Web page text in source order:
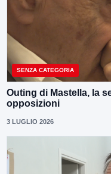
SENZA CATEGORIA
Outing di Mastella, la
opposizioni
3 LUGLIO 2026